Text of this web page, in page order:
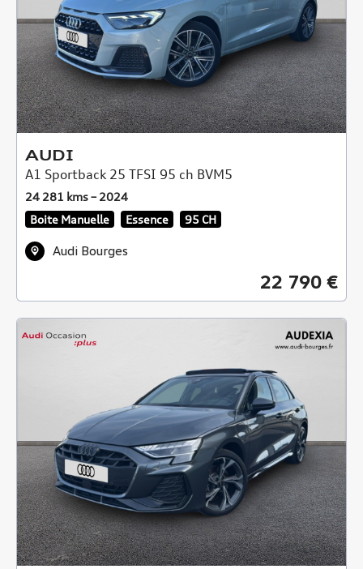
AUDI
A1 Sportback 25 TFSI 95 ch BVM5
24 281 kms – 2024
Boite Manuelle
Essence 95 CH
Audi Bourges
22 790 €